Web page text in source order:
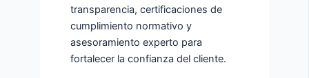
transparencia, certificaciones de
cumplimiento normativo y
asesoramiento experto para
fortalecer la confianza del cliente.